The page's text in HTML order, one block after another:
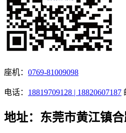
座机： 0769-81009098
电话： 18819709128 | 18820607187
地址：东莞市黄江镇